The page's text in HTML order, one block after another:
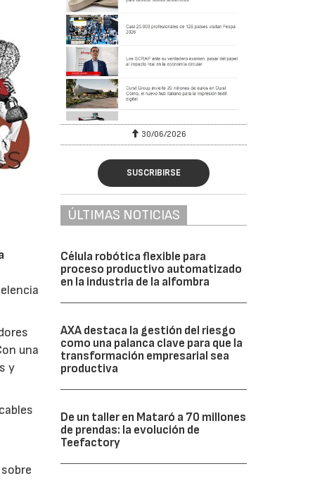
una
y
30/06/2026
SUSCRIBIRSE
ÚLTIMAS NOTICIAS
Célula robótica flexible para
proceso productivo automatizado
en la industria de la alfombra
AXA destaca la gestión del riesgo
como una palanca clave para que la
transformación empresarial sea
productiva
De un taller en Mataró a 70 millones
de prendas: la evolución de
Teefactory